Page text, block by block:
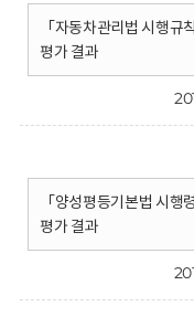
「자동차관리법 시행
평가 결과
「양성평등기본법 시
평가 결과